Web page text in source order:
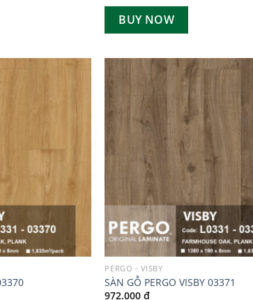
hạng
3.505
sao
BUY NOW
PERGO - VISBY
SÀN GỖ PERGO VISBY 03371
972.000₫